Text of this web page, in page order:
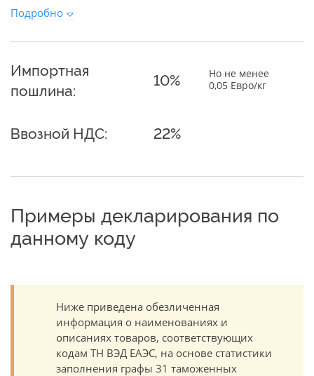
Подробно
Импортная
пошлина:
10%
Но не менее
0,05 Евро/кг
Ввозной НДС: 22%
Примеры декларирования по
данному коду
Ниже приведена обезличенная
информация о наименованиях и
описаниях товаров, соответствующих
кодам ТН ВЭД ЕАЭС, на основе статистики
заполнения графы 31 таможенных